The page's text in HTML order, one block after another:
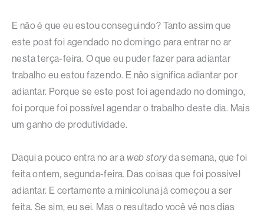
E não é que eu estou conseguindo? Tanto assim que
este post foi agendado no domingo para entrar no ar
nesta terça-feira. O que eu puder fazer para adiantar
trabalho eu estou fazendo. E não significa adiantar por
adiantar. Porque se este post foi agendado no domingo,
foi porque foi possível agendar o trabalho deste dia. Mais
um ganho de produtividade.
Daqui a pouco entra no ar a web storyda semana, que foi
feita ontem, segunda-feira. Das coisas que foi possível
adiantar. E certamente a minicoluna já começou a ser
feita. Se sim, eu sei. Mas o resultado você vê nos dias